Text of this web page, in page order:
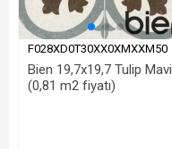
F028XD0T30XX0XMXXM50
Bien 19,7x19,7 Tulip Mavi
(0,81 m2 fiyatı)